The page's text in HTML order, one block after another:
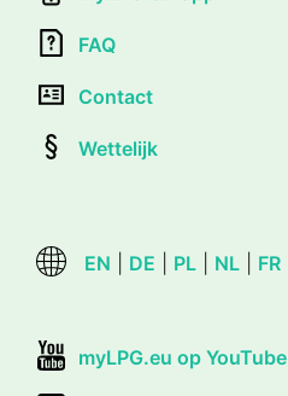
FAQ
Contact
Wettelijk
EN DE PL NL FR
myLPG.eu op YouTube